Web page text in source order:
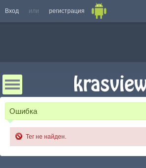
Вход или регистрация
Ошибка
Тег не найден.